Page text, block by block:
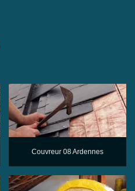
Couvreur 08 Ardennes